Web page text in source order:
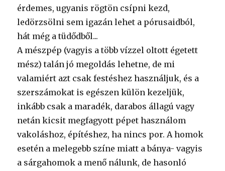
érdemes, ugyanis rögtön csípni kezd,
ledörzsölni sem igazán lehet a pórusaidból,
hát még a tüdődből...
A mészpép (vagyis a több vízzel oltott égetett
mész) talán jó megoldás lehetne, de mi
valamiért azt csak festéshez használjuk, és a
szerszámokat is egészen külön kezeljük,
inkább csak a maradék, darabos állagú vagy
netán kicsit megfagyott pépet használom
vakoláshoz, építéshez, ha nincs por. A homok
esetén a melegebb színe miatt a bánya- vagyis
a sárgahomok a menő nálunk, de hasonló